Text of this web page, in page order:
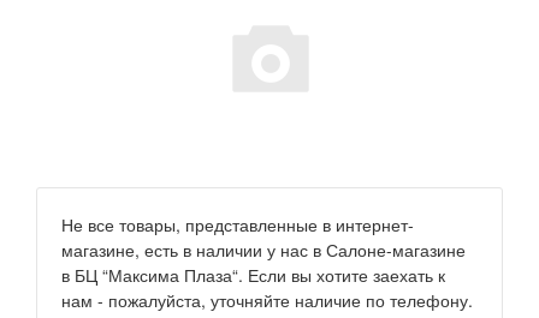
Не все товары, представленные в интернет-
магазине, есть в наличии у нас в Салоне-магазине
в БЦ “Максима Плаза“. Если вы хотите заехать к
нам - пожалуйста, уточняйте наличие по телефону.